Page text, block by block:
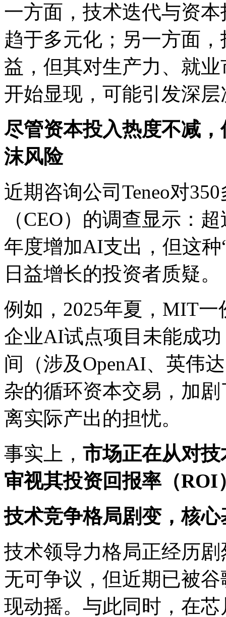
一方面，技术迭代与资
趋于多元化；另一方面
益，但其对生产力、就
开始显现，可能引发深
尽管资本投入热度不减
沫风险
近期咨询公司Teneo对
（CEO）的调查显示：
年度增加AI支出，但这
日益增长的投资者质疑。
例如，2025年夏，MIT
企业AI试点项目未能成
间（涉及OpenAI、英伟
杂的循环资本交易，加
离实际产出的担忧。
事实上， 市场正在从对
审视其投资回报率（
技术竞争格局剧变，核
技术领导力格局正经历
无可争议，但近期已被
现动摇。与此同时，在